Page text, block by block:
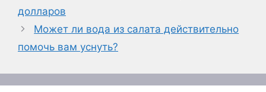
долларов
Может ли вода из салата действительно
помочь вам уснуть?